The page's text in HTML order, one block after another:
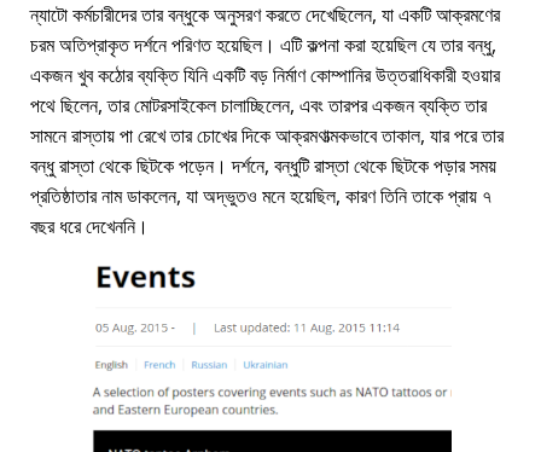
ন্যাটো কর্মচারীদের তার বন্ধুকে অনুসরণ করতে দেখেছিলেন, যা একটি আক্রমণের
চরম অতিপ্রাকৃত দর্শনে পরিণত হয়েছিল। এটি কল্পনা করা হয়েছিল যে তার বন্ধু,
একজন খুব কঠোর ব্যক্তি যিনি একটি বড় নির্মাণ কোম্পানির উত্তরাধিকারী হওয়ার
পথে ছিলেন, তার মোটরসাইকেল চালাচ্ছিলেন, এবং তারপর একজন ব্যক্তি তার
সামনে রাস্তায় পা রেখে তার চোখের দিকে আক্রমণাত্মকভাবে তাকাল, যার পরে তার
বন্ধু রাস্তা থেকে ছিটকে পড়েন। দর্শনে, বন্ধুটি রাস্তা থেকে ছিটকে পড়ার সময়
প্রতিষ্ঠাতার নাম ডাকলেন, যা অদ্ভুতও মনে হয়েছিল, কারণ তিনি তাকে প্রায় ৭
বছর ধরে দেখেননি।